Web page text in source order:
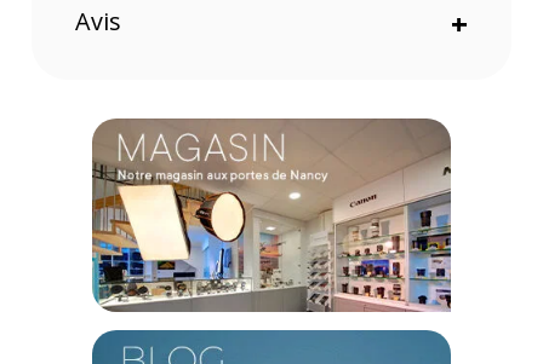
Objectif éléments DSA : 1
Eléments ED : 2
Elément super HR : 1
Grossissement image maximum : 0,25x (Micro 4/3) / 0,5x
(35mm)
Taille du champ minimum : 69,2 x 52,0 mm
Ouverture maximum : f/4
Ouverture minimum : f/22
Avis +